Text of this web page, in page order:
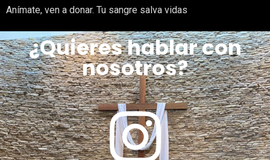
Anímate, ven a donar. Tu sangre salva vidas
¿Quieres hablar con
nosotros?